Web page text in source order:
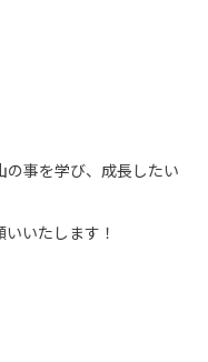
の事を学び、成長したい
いたします！